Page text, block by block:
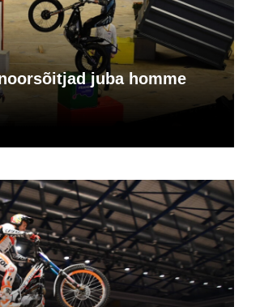
juba homme